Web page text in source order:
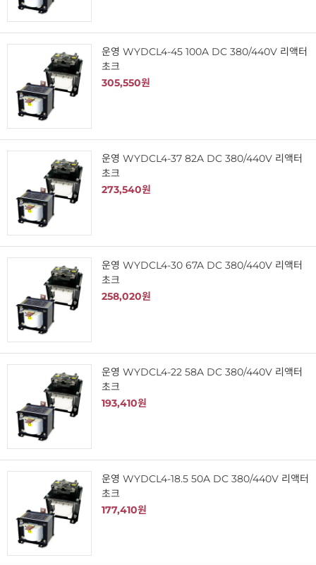
운영 WYDCL4-45 100A DC 380/440V 리액터
초크
305,550원
운영 WYDCL4-37 82A DC 380/440V 리액터
초크
273,540원
운영 WYDCL4-30 67A DC 380/440V 리액터
초크
258,020원
운영 WYDCL4-22 58A DC 380/440V 리액터
초크
193,410원
운영 WYDCL4-18.5 50A DC 380/440V 리액터
초크
177,410원